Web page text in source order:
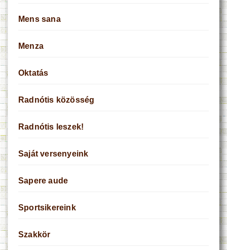
Mens sana
Menza
Oktatás
Radnótis közösség
Radnótis leszek!
Saját versenyeink
Sapere aude
Sportsikereink
Szakkör